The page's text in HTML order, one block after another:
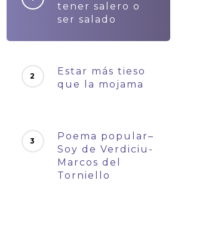
tener salero o
ser salado
Estar más tieso
que la mojama
Poema popular–
Soy de Verdiciu-
Marcos del
Torniello